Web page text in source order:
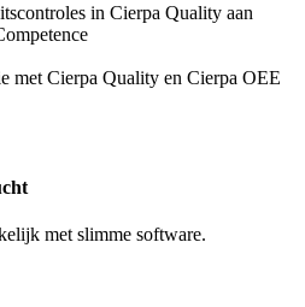
in Cierpa Quality aan
met Cierpa Quality en Cierpa OEE
met slimme software.